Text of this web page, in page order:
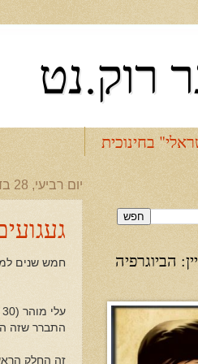
רוק.נט
בחינוכית
יום רביעי, 28 בדצמבר 2011
חמש שנים
עלי מוהר (30 בדצמבר 1948 - 30 בנובמבר 2006) נפגש אתי לשיחה לתכנית שערכתי בערוץ "מוסיקה 24".
התברר שזה
זה החלק
הביוגרפיה